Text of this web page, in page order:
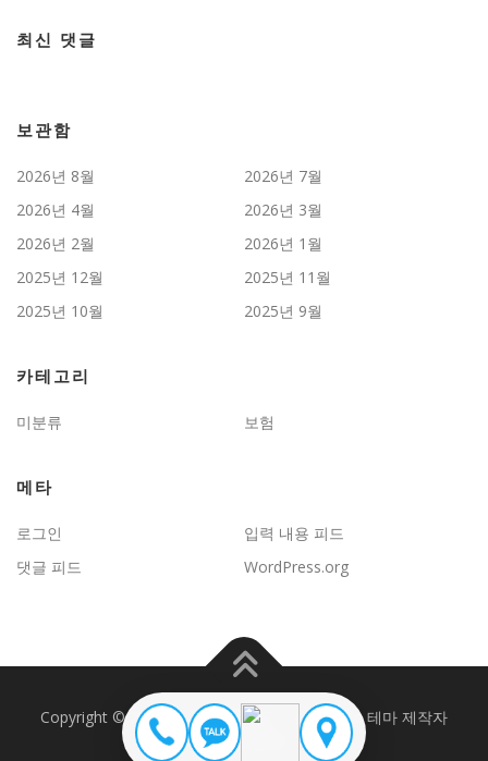
최신 댓글
보관함
2026년 8월
2026년 7월
2026년 4월
2026년 3월
2026년 2월
2026년 1월
2025년 12월
2025년 11월
2025년 10월
2025년 9월
카테고리
미분류 보험
메타
로그인
입력 내용 피드
댓글 피드
WordPress.org
Copyright © 2026 JD보험문제연구 OnePress테마 제작자
FameThemes